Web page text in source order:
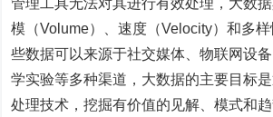
管理工具无法对其进行有效处理，大数据
模（Volume）、速度（Velocity）和多
些数据可以来源于社交媒体、物联网设
学实验等多种渠道，大数据的主要目标
处理技术，挖掘有价值的见解、模式和